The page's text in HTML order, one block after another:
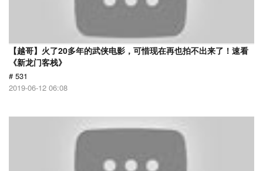
【越哥】火了20多年的武侠电影，可惜现在再也拍不出来了！速看
《新龙门客栈》
# 531
2019-06-12 06:08